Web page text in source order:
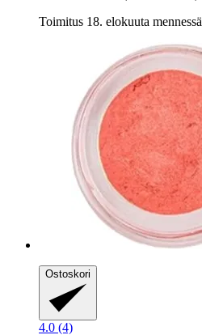
Toimitus 18. elokuuta mennessä
Ostoskori
4.0 (4)